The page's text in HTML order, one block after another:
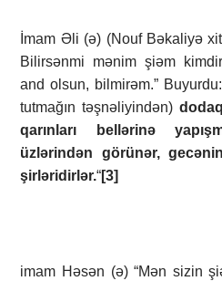
İmam Əli (ə) (Nouf Bəkaliyə
Bilirsənmi mənim şiəm
and olsun, bilmirəm.”
tutmağın təşnəliyindən)
qarınları bellərinə
üzlərindən görünər,
şirləridirlər.“[3]
imam Həsən (ə) “Mən sizin